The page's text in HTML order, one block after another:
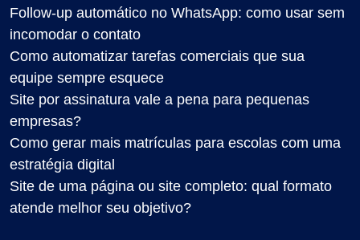
Follow-up automático no WhatsApp: como usar sem
incomodar o contato
Como automatizar tarefas comerciais que sua
equipe sempre esquece
Site por assinatura vale a pena para pequenas
empresas?
Como gerar mais matrículas para escolas com uma
estratégia digital
Site de uma página ou site completo: qual formato
atende melhor seu objetivo?